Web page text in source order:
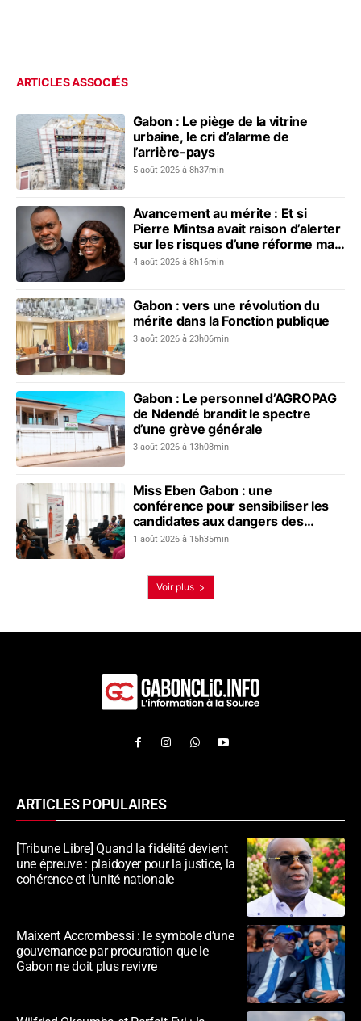
ARTICLES ASSOCIÉS
Gabon : Le piège de la vitrine
urbaine, le cri d’alarme de
l’arrière-pays
5 août 2026 à 8h37min
Avancement au mérite : Et si
Pierre Mintsa avait raison d’alerter
sur les risques d’une réforme mal
préparée ?
4 août 2026 à 8h16min
Gabon : vers une révolution du
mérite dans la Fonction publique
3 août 2026 à 23h06min
Gabon : Le personnel d’AGROPAG
de Ndendé brandit le spectre
d’une grève générale
3 août 2026 à 13h08min
Miss Eben Gabon : une
conférence pour sensibiliser les
candidates aux dangers des
produits éclaircissants
1 août 2026 à 15h35min
Voir plus
ARTICLES POPULAIRES
[Tribune Libre] Quand la fidélité devient
une épreuve : plaidoyer pour la justice, la
cohérence et l’unité nationale
Maixent Accrombessi : le symbole d’une
gouvernance par procuration que le
Gabon ne doit plus revivre